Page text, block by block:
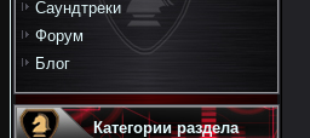
Саундтреки
Форум
Блог
Категории раздела